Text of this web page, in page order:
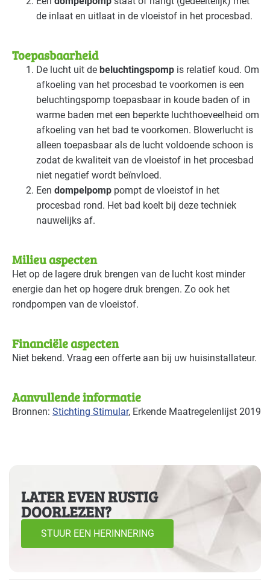
de inlaat en uitlaat in de vloeistof in het procesbad.
Toepasbaarheid
De lucht uit de beluchtingspomp is relatief koud. Om
afkoeling van het procesbad te voorkomen is een
beluchtingspomp toepasbaar in koude baden of in
warme baden met een beperkte luchthoeveelheid om
afkoeling van het bad te voorkomen. Blowerlucht is
alleen toepasbaar als de lucht voldoende schoon is
zodat de kwaliteit van de vloeistof in het procesbad
niet negatief wordt beïnvloed.
Een dompelpomp pompt de vloeistof in het
procesbad rond. Het bad koelt bij deze techniek
nauwelijks af.
Milieu aspecten
Het op de lagere druk brengen van de lucht kost minder
energie dan het op hogere druk brengen. Zo ook het
rondpompen van de vloeistof.
Financiële aspecten
Niet bekend. Vraag een offerte aan bij uw huisinstallateur.
Aanvullende informatie
Bronnen: Stichting Stimular, Erkende Maatregelenlijst 2019
LATER EVEN RUSTIG
DOORLEZEN?
STUUR EEN HERINNERING